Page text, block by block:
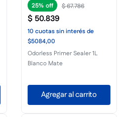
25% $67.786
$50.839
10 cuotassin interésde
$5084,00
Odorless Primer Sealer 1L
Blanco Mate
Agregar al carrito